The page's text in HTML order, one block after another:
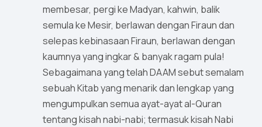
membesar, pergi ke Madyan, kahwin, balik
semula ke Mesir, berlawan dengan Firaun dan
selepas kebinasaan Firaun, berlawan dengan
kaumnya yang ingkar & banyak ragam pula!
Sebagaimana yang telah DAAM sebut semalam
sebuah Kitab yang menarik dan lengkap yang
mengumpulkan semua ayat-ayat al-Quran
tentang kisah nabi-nabi; termasuk kisah Nabi